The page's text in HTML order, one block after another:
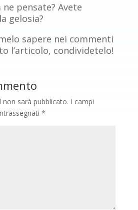
ne pensate? Avete
gelosia?
sapere nei commenti
l’articolo, condividetelo!
sarà pubblicato. I campi
*